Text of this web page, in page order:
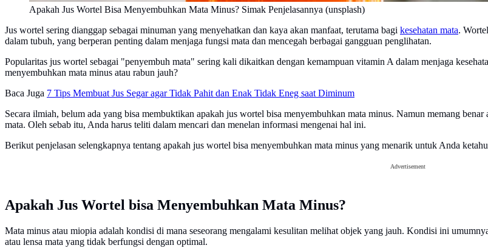
Apakah Jus Wortel Bisa Menyembuhkan Mata Minus? Simak Penjelasannya (unsplash)
Jus wortel sering dianggap sebagai minuman yang menyehatkan dan kaya akan manfaat, terutama bagi kesehatan mata.
dalam tubuh, yang berperan penting dalam menjaga fungsi mata dan mencegah berbagai gangguan penglihatan.
Popularitas jus wortel sebagai "penyembuh mata" sering kali dikaitkan dengan kemampuan vitamin A dalam menjaga
menyembuhkan mata minus atau rabun jauh?
Baca Juga 7 Tips Membuat Jus Segar agar Tidak Pahit dan Enak Tidak Eneg saat Diminum
Secara ilmiah, belum ada yang bisa membuktikan apakah jus wortel bisa menyembuhkan mata minus. Namun memang
mata. Oleh sebab itu, Anda harus teliti dalam mencari dan menelan informasi mengenai hal ini.
Berikut penjelasan selengkapnya tentang apakah jus wortel bisa menyembuhkan mata minus yang menarik untuk Anda
Advertisement
Apakah Jus Wortel bisa Menyembuhkan Mata Minus?
Mata minus atau miopia adalah kondisi di mana seseorang mengalami kesulitan melihat objek yang jauh. Kondisi ini
atau lensa mata yang tidak berfungsi dengan optimal.